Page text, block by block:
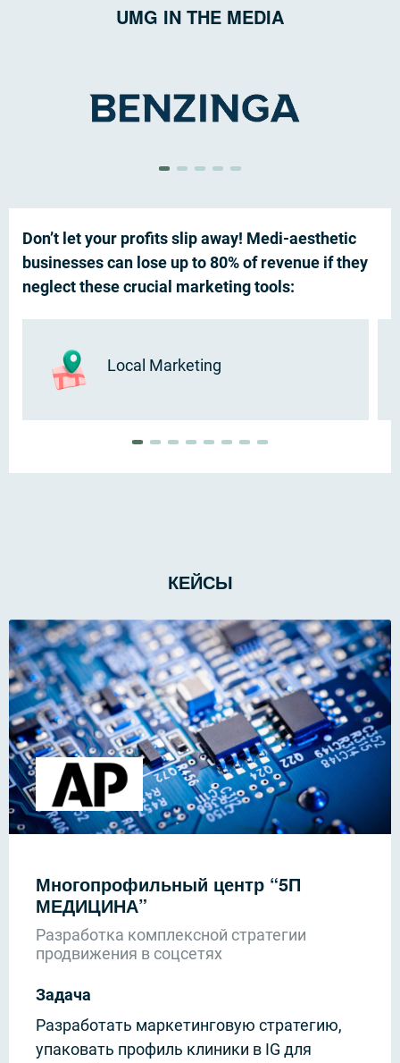
UMG IN THE MEDIA
Don’t let your profits slip away! Medi-aesthetic
businesses can lose up to 80% of revenue if they
neglect these crucial marketing tools:
Local Marketing
КЕЙСЫ
Многопрофильный центр “5П
МЕДИЦИНА”
Разработка комплексной стратегии
продвижения в соцсетях
Задача
Разработать маркетинговую стратегию,
упаковать профиль клиники в IG для